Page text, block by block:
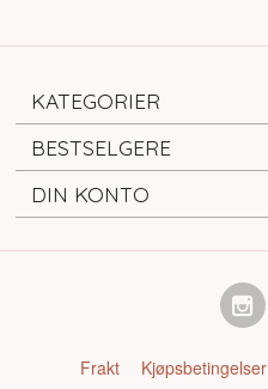
KATEGORIER
BESTSELGERE
DIN KONTO
Frakt Kjøpsbetingelser